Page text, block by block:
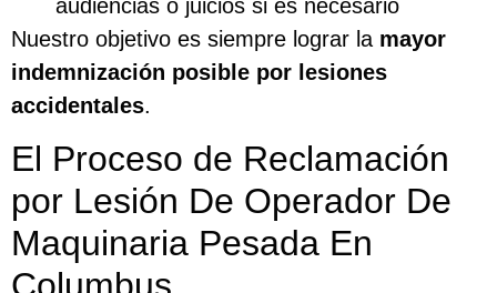
audiencias o juicios si es necesario
Nuestro objetivo es siempre lograr la mayor
indemnización posible por lesiones
accidentales.
El Proceso de Reclamación
por Lesión De Operador De
Maquinaria Pesada En